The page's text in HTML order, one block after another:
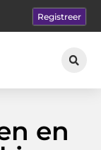
Registreer
en